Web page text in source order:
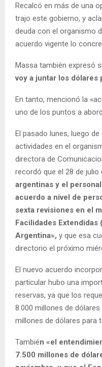
Recalcó en más de una
trajo este gobierno, y
deuda con el organismo
acuerdo vigente lo
Massa también expresó
voy a juntar los dólares
En tanto, mencionó la
uno de los puntos a
El pasado lunes, luego
actividades en el
directora de
recordó que el 28 de julio
argentinas y el
acuerdo a nivel de
sexta revisiones en el
Facilidades Extendidas
Argentina», y que esa
directorio el próximo
El nuevo acuerdo
particular hubo una
reservas, ya que los
8.000 millones de
millones de dólares para
También «el
7.500 millones de